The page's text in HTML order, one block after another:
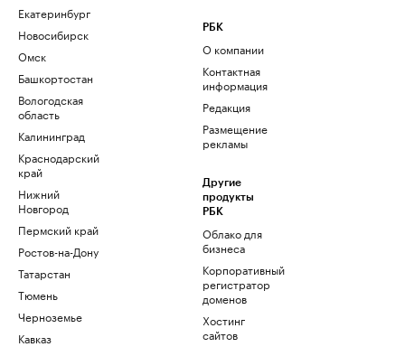
Екатеринбург
Новосибирск
Омск
Башкортостан
Вологодская
область
Калининград
Краснодарский
край
Нижний
Новгород
Пермский край
Ростов-на-Дону
Татарстан
Тюмень
Черноземье
Кавказ
РБК
О компании
Контактная
информация
Редакция
Размещение
рекламы
Другие
продукты
РБК
Облако для
бизнеса
Корпоративный
регистратор
доменов
Хостинг
сайтов